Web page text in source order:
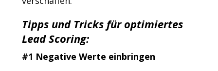
Tipps und Tricks für optimiertes
Lead Scoring:
#1 Negative Werte einbringen